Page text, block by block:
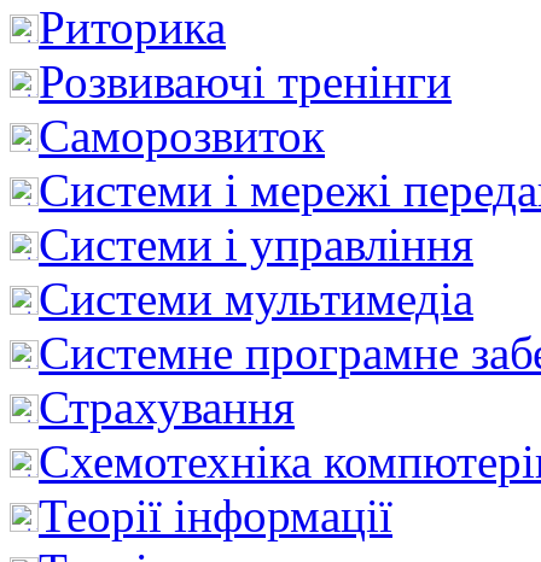
Риторика
Розвиваючі тренінги
Саморозвиток
Системи і мережі
Системи і управління
Системи мультимедіа
Системне програмне
Страхування
Схемотехніка
Теорії інформації